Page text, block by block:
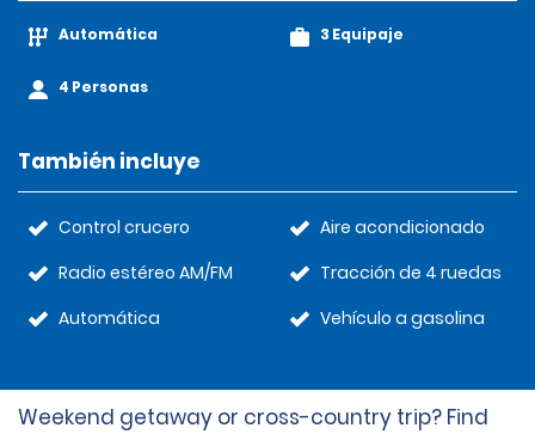
Automática
4 Personas
3 Equipaje
También incluye
Control crucero
Radio estéreo AM/FM
Automática
Aire acondicionado
Tracción de 4 ruedas
Vehículo a gasolina
Weekend getaway or cross-country trip? Find